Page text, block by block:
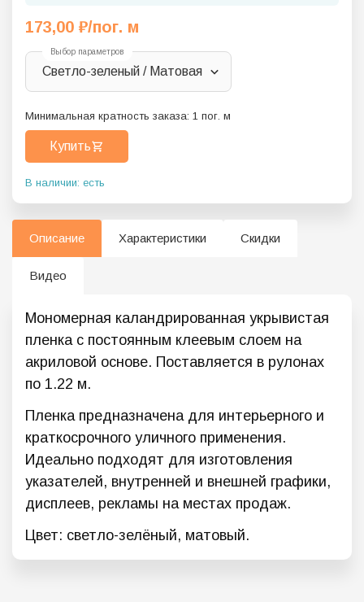
173,00 ₽/пог. м
Выбор параметров
Светло-зеленый / Матовая
Минимальная кратность заказа: 1 пог. м
Купить
В наличии: есть
Описание Характеристики Скидки
Видео
Мономерная каландрированная укрывистая
пленка с постоянным клеевым слоем на
акриловой основе. Поставляется в рулонах
по 1.22 м.
Пленка предназначена для интерьерного и
краткосрочного уличного применения.
Идеально подходят для изготовления
указателей, внутренней и внешней графики,
дисплеев, рекламы на местах продаж.
Цвет: светло-зелёный, матовый.